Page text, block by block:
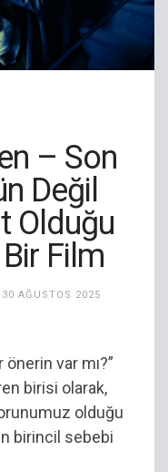
– Son
Değil
Olduğu
Film
30 AĞUSTOS 2025
var mı?”
birisi olarak,
olduğu
birincil sebebi